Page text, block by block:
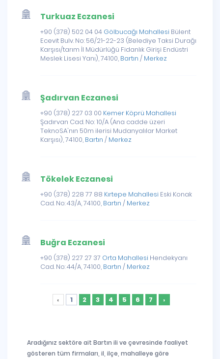
Turkuaz Eczanesi
+90 (378) 502 04 04 Gölbucağı Mahallesi Bülent
Ecevit Bulv. No: 56/21-22-23 (Belediye Taksi Durağı
Karşısı/tarım İl Müdürlüğü Fidanlık Girişi Endüstri
Meslek Lisesi Yanı), 74100, Bartın / Merkez
Şadırvan Eczanesi
+90 (378) 227 03 00 Kemer Köprü Mahallesi
Şadırvan Cad. No: 10/A (Ana cadde üzeri
TeknoSA'nın 50m ilerisi Mudanyalılar Market
Karşısı), 74100, Bartın / Merkez
Tökelek Eczanesi
+90 (378) 228 77 88 Kırtepe Mahallesi Eski Konak
Cad. No: 43/A, 74100, Bartın / Merkez
Buğra Eczanesi
+90 (378) 227 27 37 Orta Mahallesi Hendekyanı
Cad. No: 44/A, 74100, Bartın / Merkez
‹ 1 2 3 4 5 6 7 ›
Aradığınız sektöre ait Bartın ili ve çevresinde faaliyet
gösteren tüm firmaları, il, ilçe, mahalleye göre